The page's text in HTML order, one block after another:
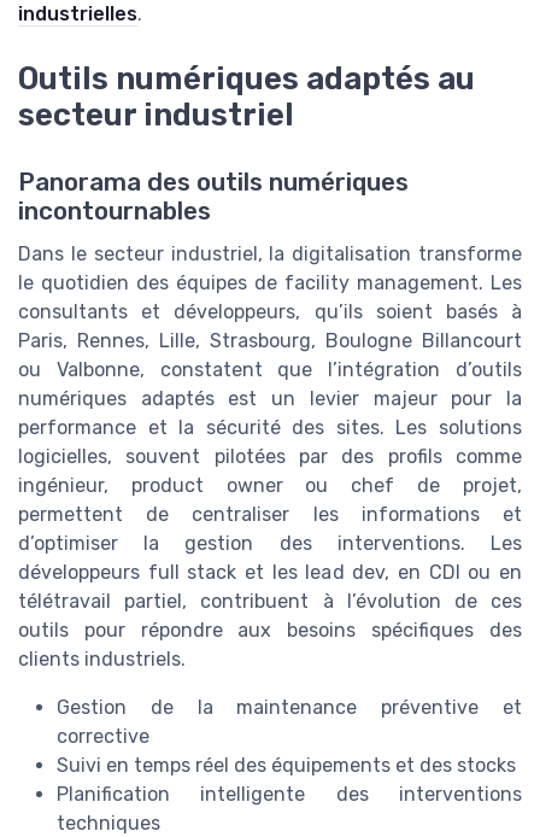
industrielles.
Outils numériques adaptés au
secteur industriel
Panorama des outils numériques
incontournables
Dans le secteur industriel, la digitalisation transforme
le quotidien des équipes de facility management. Les
consultants et développeurs, qu’ils soient basés à
Paris, Rennes, Lille, Strasbourg, Boulogne Billancourt
ou Valbonne, constatent que l’intégration d’outils
numériques adaptés est un levier majeur pour la
performance et la sécurité des sites. Les solutions
logicielles, souvent pilotées par des profils comme
ingénieur, product owner ou chef de projet,
permettent de centraliser les informations et
d’optimiser la gestion des interventions. Les
développeurs full stack et les lead dev, en CDI ou en
télétravail partiel, contribuent à l’évolution de ces
outils pour répondre aux besoins spécifiques des
clients industriels.
Gestion de la maintenance préventive et
corrective
Suivi en temps réel des équipements et des stocks
Planification intelligente des interventions
techniques